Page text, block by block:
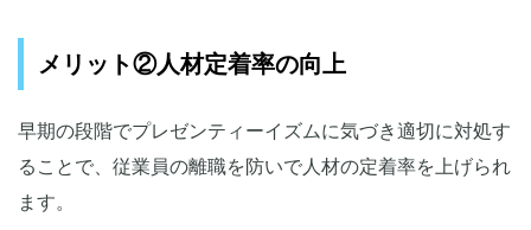
メリット②人材定着率の向上
早期の段階でプレゼンティーイズムに気づき適切に対処す
ることで、従業員の離職を防いで人材の定着率を上げられ
ます。